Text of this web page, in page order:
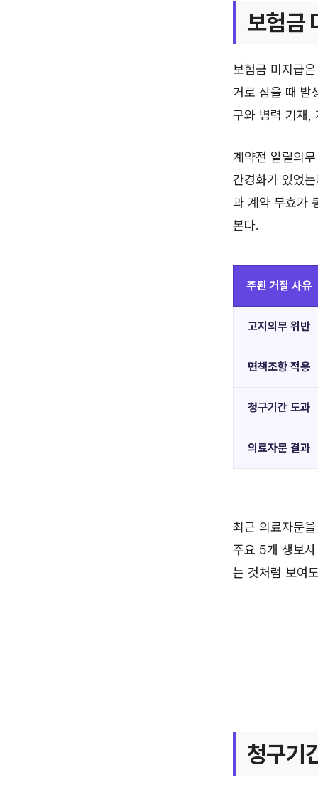
보험금
보험금 미지급
거로 삼을 때 발
구와 병력 기재,
계약전 알릴의
간경화가 있었
과 계약 무효가
본다.
주된 거절 사유
고지의무 위반
면책조항 적용
청구기간 도과
의료자문 결과
최근 의료자문
주요 5개 생보
는 것처럼 보여
청구기